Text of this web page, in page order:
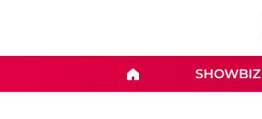
SHOWBIZ